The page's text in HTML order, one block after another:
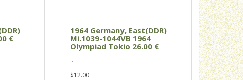
€
1964 Germany, East(DDR)
Mi.1039-1044VB 1964
Olympiad Tokio 26.00 €
..
$12.00